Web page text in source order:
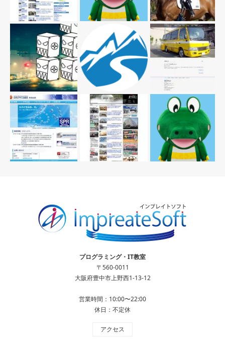
プログラミング・IT教室
〒560-0011
大阪府豊中市上野西1-13-12
営業時間：10:00〜22:00
休日：不定休
アクセス